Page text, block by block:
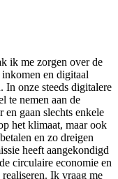
ik me zorgen over de
en digitaal
In onze steeds digitalere
te nemen aan de
en gaan slechts enkele
het klimaat, maar ook
en zo dreigen
heeft aangekondigd
circulaire economie en
Ik vraag me